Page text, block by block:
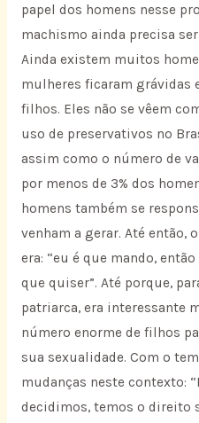
papel dos homens nesse
machismo ainda precisa
Ainda existem muitos
mulheres ficaram grávidas
filhos. Eles não se vêem
uso de preservativos no
assim como o número de
por menos de 3% dos
homens também se
venham a gerar. Até então,
era: “eu é que mando,
que quiser”. Até porque,
patriarca, era interessante
número enorme de filhos
sua sexualidade. Com o
mudanças neste contexto:
decidimos, temos o direito